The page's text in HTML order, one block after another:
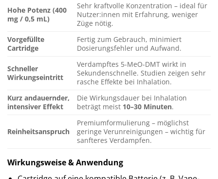
Hohe Potenz (400
mg / 0,5 mL)
Sehr kraftvolle Konzentration – ideal für
Nutzer:innen mit Erfahrung, weniger
Züge nötig.
Vorgefüllte
Cartridge
Fertig zum Gebrauch, minimiert
Dosierungsfehler und Aufwand.
Schneller
Wirkungseintritt
Verdampftes 5-MeO-DMT wirkt in
Sekundenschnelle. Studien zeigen sehr
rasche Effekte bei Inhalation.
Kurz andauernder,
intensiver Effekt
Die Wirkungsdauer bei Inhalation
beträgt meist 10–30 Minuten.
Reinheitsanspruch
Premiumformulierung – möglichst
geringe Verunreinigungen – wichtig für
sanfteres Verdampfen.
Wirkungsweise & Anwendung